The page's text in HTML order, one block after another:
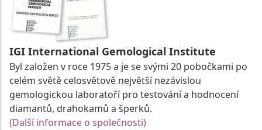
IGI International Gemological Institute
Byl založen v roce 1975 a je se svými 20 pobočkami po
celém světě celosvětově největší nezávislou
gemologickou laboratoří pro testování a hodnocení
diamantů, drahokamů a šperků.
(Další informace o společnosti)